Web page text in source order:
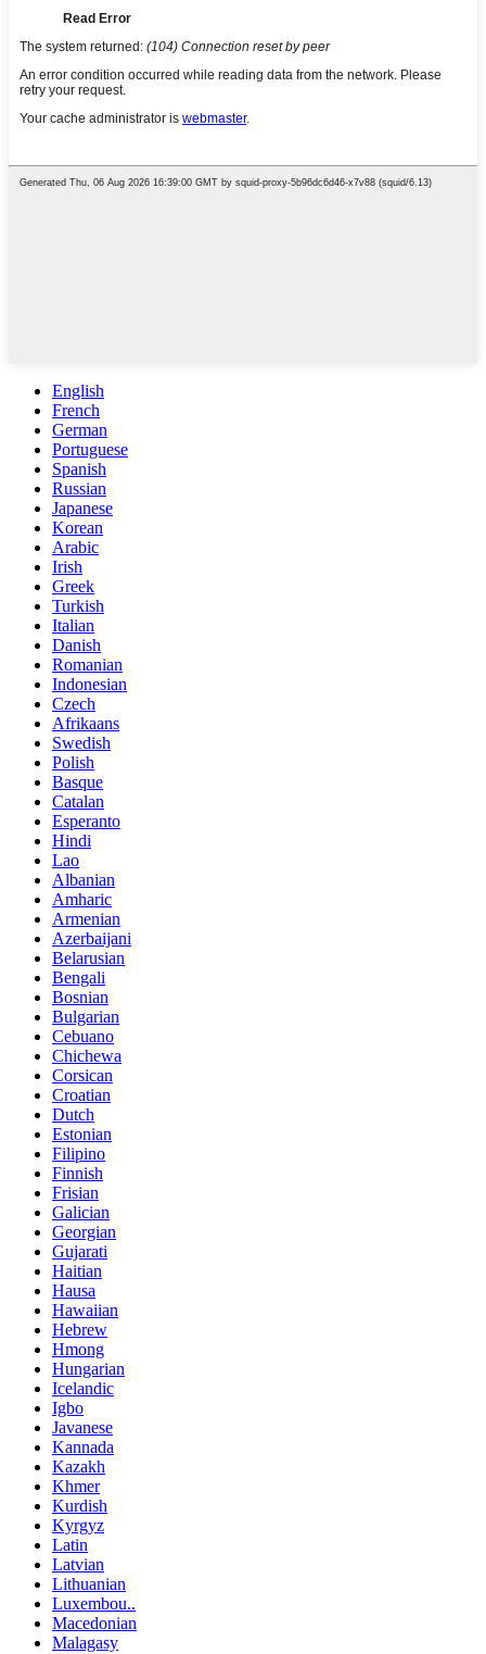
English
French
German
Portuguese
Spanish
Russian
Japanese
Korean
Arabic
Irish
Greek
Turkish
Italian
Danish
Romanian
Indonesian
Czech
Afrikaans
Swedish
Polish
Basque
Catalan
Esperanto
Hindi
Lao
Albanian
Amharic
Armenian
Azerbaijani
Belarusian
Bengali
Bosnian
Bulgarian
Cebuano
Chichewa
Corsican
Croatian
Dutch
Estonian
Filipino
Finnish
Frisian
Galician
Georgian
Gujarati
Haitian
Hausa
Hawaiian
Hebrew
Hmong
Hungarian
Icelandic
Igbo
Javanese
Kannada
Kazakh
Khmer
Kurdish
Kyrgyz
Latin
Latvian
Lithuanian
Luxembou..
Macedonian
Malagasy